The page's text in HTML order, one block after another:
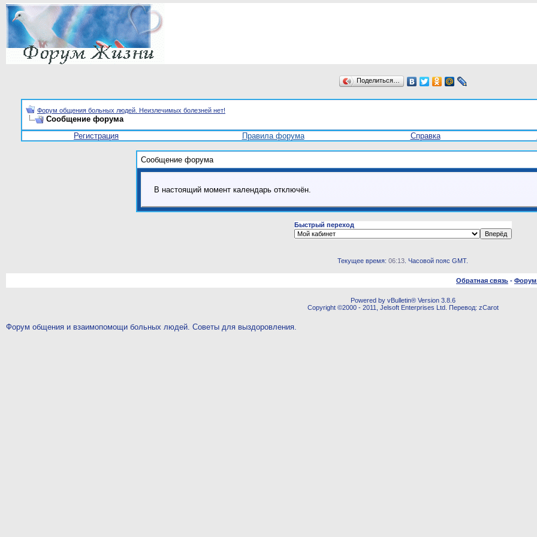
Поделиться…
Форум общения больных людей. Неизлечимых болезней нет!
Сообщение форума
Регистрация Правила форума Справка
Сообщение форума
В настоящий момент календарь отключён.
Быстрый переход
Текущее время: 06:13 . Часовой пояс GMT.
Обратная связь - Форум
Powered by vBulletin® Version 3.8.6
Copyright ©2000 - 2011, Jelsoft Enterprises Ltd. Перевод: zCarot
Форум общения и взаимопомощи больных людей. Советы для выздоровления.